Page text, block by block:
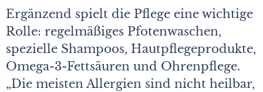
Ergänzend spielt die Pflege eine wichtige
Rolle: regelmäßiges Pfotenwaschen,
spezielle Shampoos, Hautpflegeprodukte,
Omega-3-Fettsäuren und Ohrenpflege.
„Die meisten Allergien sind nicht heilbar,